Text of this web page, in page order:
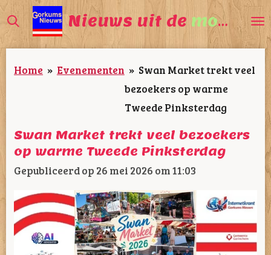
Ga
direct
naar
de
Nieuws uit de mooiste
Home » Evenementen » Swan Market trekt veel
bezoekers op warme
Tweede Pinksterdag
Swan Market trekt veel bezoekers
op warme Tweede Pinksterdag
Gepubliceerd op 26 mei 2026 om 11:03